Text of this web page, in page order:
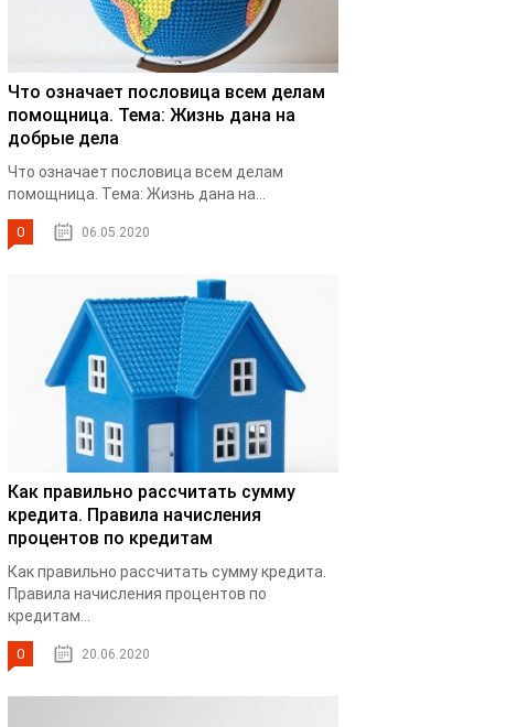
Что означает пословица всем делам
помощница. Тема: Жизнь дана на
добрые дела
Что означает пословица всем делам
помощница. Тема: Жизнь дана на...
0 06.05.2020
Как правильно рассчитать сумму
кредита. Правила начисления
процентов по кредитам
Как правильно рассчитать сумму кредита.
Правила начисления процентов по
кредитам...
0 20.06.2020